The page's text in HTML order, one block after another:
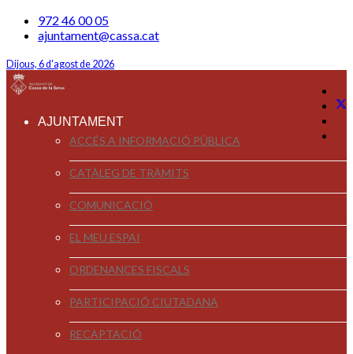
972 46 00 05
ajuntament@cassa.cat
Dijous, 6 d'agost de 2026
AJUNTAMENT
ACCÉS A INFORMACIÓ PÚBLICA
CATÀLEG DE TRÀMITS
COMUNICACIÓ
EL MEU ESPAI
ORDENANCES FISCALS
PARTICIPACIÓ CIUTADANA
RECAPTACIÓ